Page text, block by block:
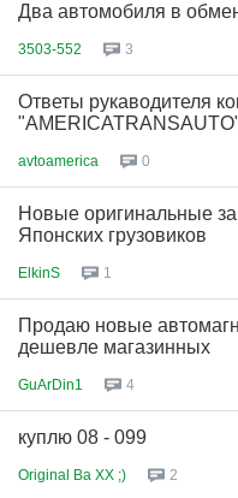
Два автомобиля в
3503-552 3
Ответы рукаводителя
avtoamerica 0
Новые оригинальные
Японских грузовиков
ElkinS 1
Продаю новые
дешевле магазинных
GuArDin1 4
куплю 08 - 099
Original Ba XX ;) 2